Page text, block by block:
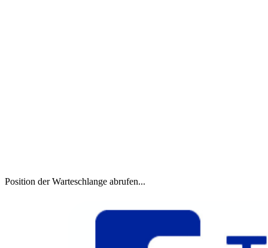
Position der Warteschlange abrufen...